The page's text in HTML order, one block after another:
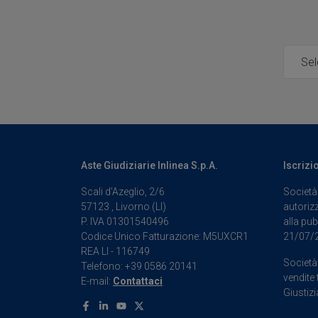
Aste Giudiziarie Inlinea S.p.A.
Scali d’Azeglio, 2/6
57123 , Livorno (LI)
P. IVA 01301540496
Codice Unico Fatturazione: M5UXCR1
REA LI - 116749
Telefono: +39 0586 20141
E-mail: Contattaci
Facebook
LinkedinYoutube
X
alla
21/07/
vendite